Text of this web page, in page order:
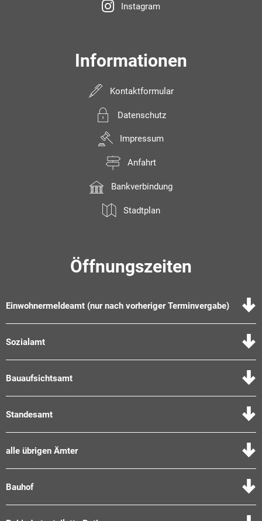
Instagram
Informationen
Kontaktformular
Datenschutz
Impressum
Anfahrt
Bankverbindung
Stadtplan
Öffnungszeiten
Einwohnermeldeamt (nur nach vorheriger Terminvergabe)
Sozialamt
Bauaufsichtsamt
Standesamt
alle übrigen Ämter
Bauhof